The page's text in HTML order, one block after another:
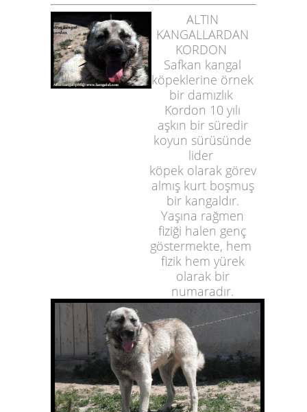
ALTIN
KANGALLARDAN
KORDON
Safkan kangal
köpeklerine örnek
bir damızlık
Kordon 10 yılı
aşkın bir süredir
koyun sürüsünde
lider
köpek olarak görev
almış kurt boşmuş
bir kangaldır.
Yaşına rağmen
fiziği halen genç
göstermekte, hem
fizik hem yürek
olarak bir
numaradır.